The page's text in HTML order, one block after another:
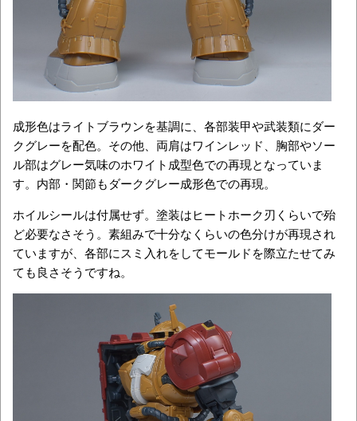
成形色はライトブラウンを基調に、各部装甲や武装類にダー
クグレーを配色。その他、両肩はワインレッド、胸部やソー
ル部はグレー気味のホワイト成型色での再現となっていま
す。内部・関節もダークグレー成形色での再現。
ホイルシールは付属せず。塗装はヒートホーク刃くらいで殆
ど必要なさそう。素組みで十分なくらいの色分けが再現され
ていますが、各部にスミ入れをしてモールドを際立たせてみ
ても良さそうですね。